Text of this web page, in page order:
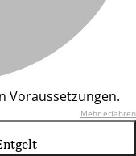
Voraussetzungen.
Mehr erfahren